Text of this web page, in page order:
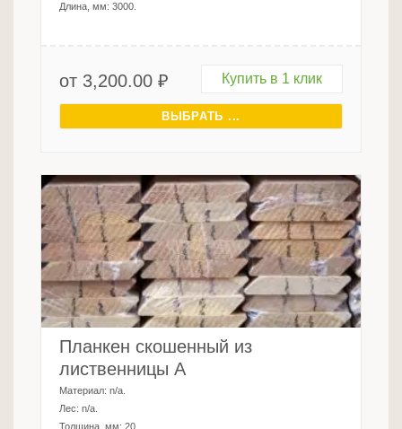
Длина, мм: 3000.
от 3,200.00 ₽ Купить в 1 клик
ВЫБРАТЬ ...
Планкен скошенный из
лиственницы A
Материал: n/a.
Лес: n/a.
Толщина, мм: 20